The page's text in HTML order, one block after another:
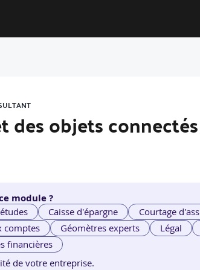
des objets connectés
module ?
Caisse d'épargne
Courtage
comptes Géomètres experts
Légal
financières
de votre entreprise.